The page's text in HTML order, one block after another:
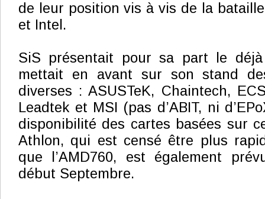
de leur position vis à vis de la
et Intel.
SiS présentait pour sa part le
mettait en avant sur son stand
diverses : ASUSTeK, Chaintech,
Leadtek et MSI (pas d’ABIT, ni
disponibilité des cartes basées sur
Athlon, qui est censé être plus
que l’AMD760, est également
début Septembre.